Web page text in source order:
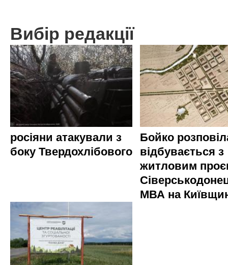
Вибір редакції
росіяни атакували з
боку Твердохлібового
Бойко
відбувається з
житловим
МВА на